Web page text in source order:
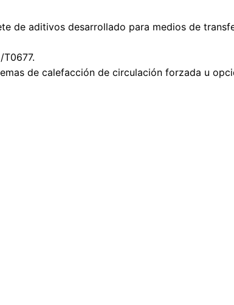
de aditivos desarrollado para medios de
de calefacción de circulación forzada u